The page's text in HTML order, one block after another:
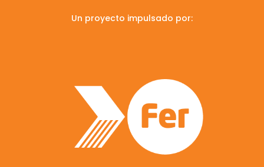
Un proyecto impulsado por: